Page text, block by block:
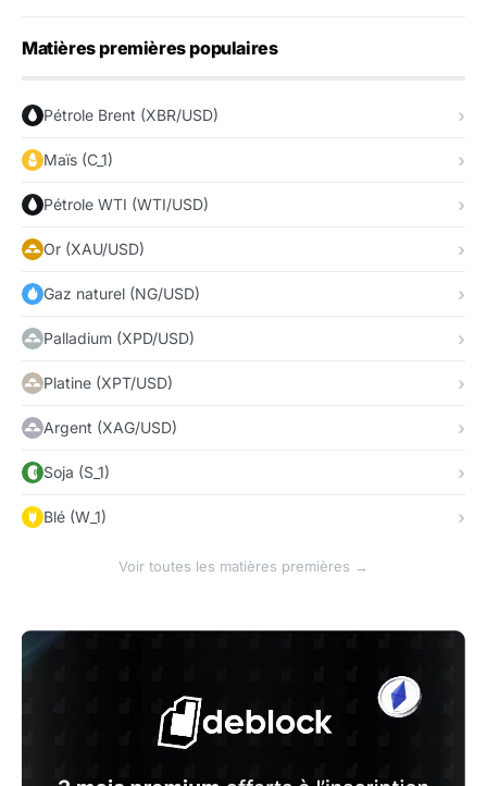
Matières premières populaires
Pétrole Brent (XBR/USD)
Maïs (C_1)
Pétrole WTI (WTI/USD)
Or (XAU/USD)
Gaz naturel (NG/USD)
Palladium (XPD/USD)
Platine (XPT/USD)
Argent (XAG/USD)
Soja (S_1)
Blé (W_1)
Voir toutes les matières premières →